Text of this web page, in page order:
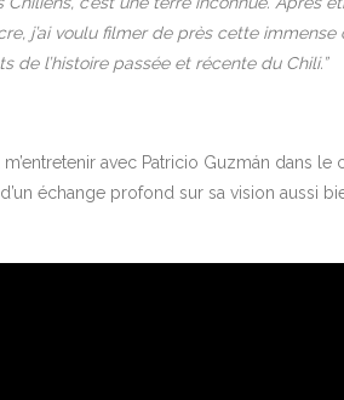
j’ai voulu filmer de près cette immense
de l’histoire passée et récente du Chili.”
avec Patricio Guzmán dans le
d’un échange profond sur sa vision aussi